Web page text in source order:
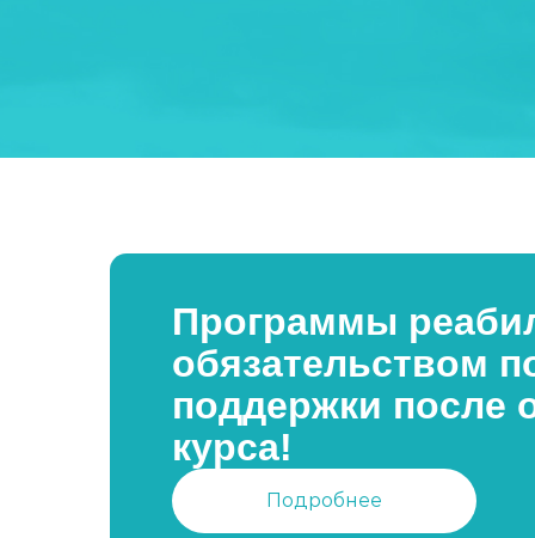
Программы
обязательством
поддержки после
курса!
Подробнее